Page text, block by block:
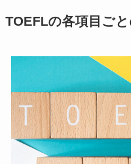
TOEFLの各項目ご